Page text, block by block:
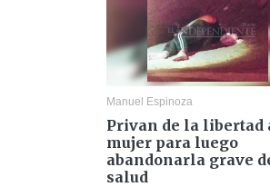
Manuel Espinoza
Privan de la libertad
mujer para luego
abandonarla grave
salud